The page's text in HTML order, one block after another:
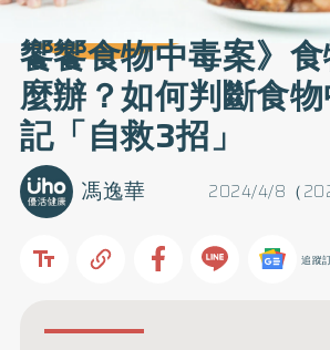
饗饗食物中毒案》
麼辦？如何判斷食
記「自救3招」
2024/4/8（
馮逸華
追蹤